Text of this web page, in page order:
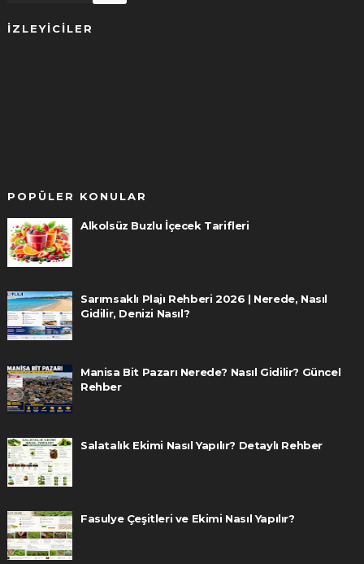
İZLEYICILER
POPÜLER KONULAR
Alkolsüz Buzlu İçecek Tarifleri
Sarımsaklı Plajı Rehberi 2026 | Nerede, Nasıl
Gidilir, Denizi Nasıl?
Manisa Bit Pazarı Nerede? Nasıl Gidilir? Güncel
Rehber
Salatalık Ekimi Nasıl Yapılır? Detaylı Rehber
Fasulye Çeşitleri ve Ekimi Nasıl Yapılır?